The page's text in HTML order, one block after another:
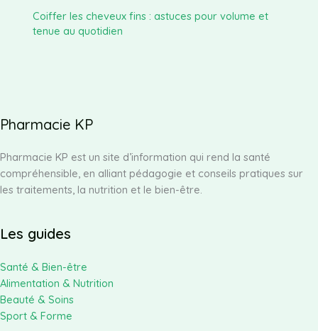
Coiffer les cheveux fins : astuces pour volume et
tenue au quotidien
Pharmacie KP
Pharmacie KP est un site d’information qui rend la santé
compréhensible, en alliant pédagogie et conseils pratiques sur
les traitements, la nutrition et le bien-être.
Les guides
Santé & Bien-être
Alimentation & Nutrition
Beauté & Soins
Sport & Forme